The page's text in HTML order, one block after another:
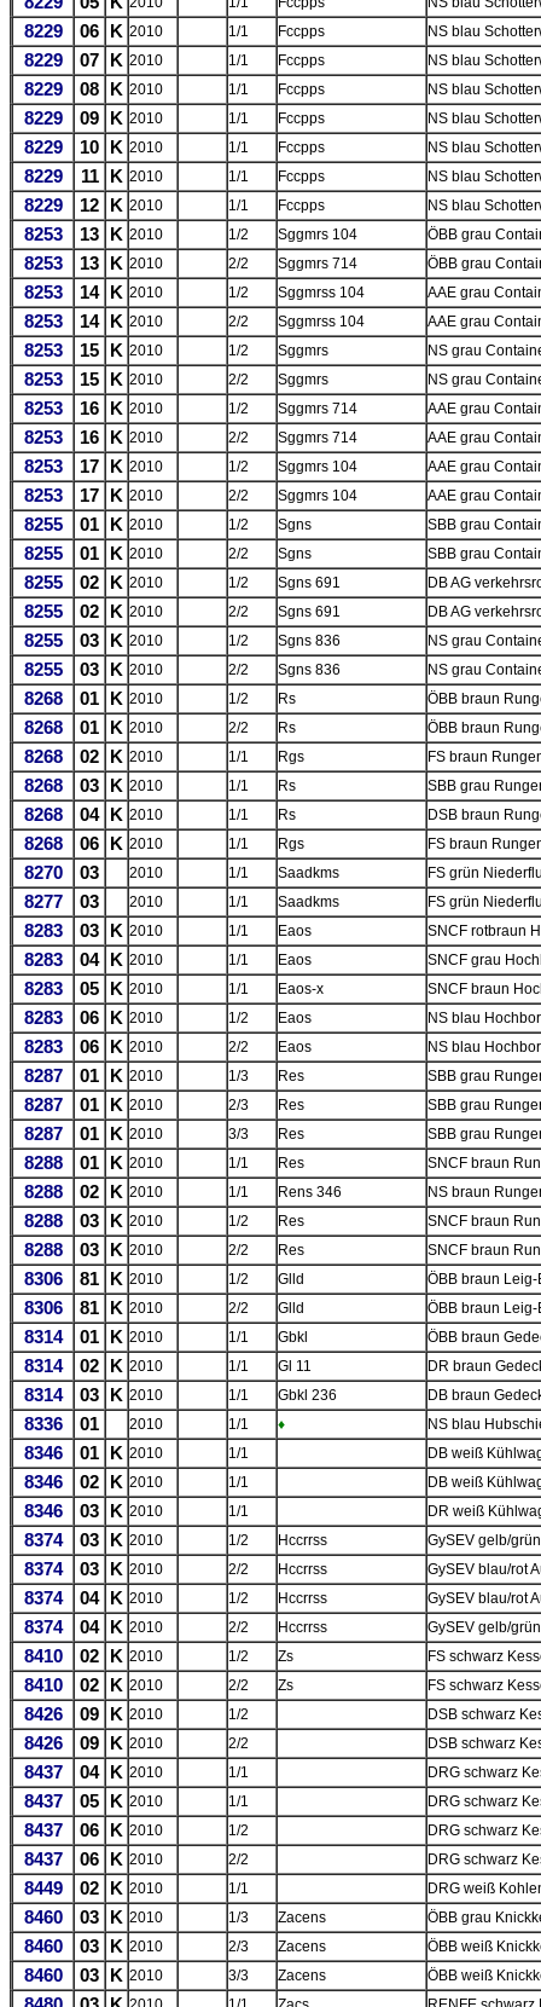
8229 06 K 2010 1/1 Fccpps NS blau
8229 07 K 2010 1/1 Fccpps NS blau
8229 08 K 2010 1/1 Fccpps NS blau
8229 09 K 2010 1/1 Fccpps NS blau
8229 10 K 2010 1/1 Fccpps NS blau
8229 11 K 2010 1/1 Fccpps NS blau
8229 12 K 2010 1/1 Fccpps NS blau
8253 13 K 2010 1/2 Sggmrs 104 ÖBB grau
8253 13 K 2010 2/2 Sggmrs 714 ÖBB grau
8253 14 K 2010 1/2 Sggmrss 104 AAE grau
8253 14 K 2010 2/2 Sggmrss 104 AAE grau
8253 15 K 2010 1/2 Sggmrs NS grau
8253 15 K 2010 2/2 Sggmrs NS grau
8253 16 K 2010 1/2 Sggmrs 714 AAE grau
8253 16 K 2010 2/2 Sggmrs 714 AAE grau
8253 17 K 2010 1/2 Sggmrs 104 AAE grau
8253 17 K 2010 2/2 Sggmrs 104 AAE grau
8255 01 K 2010 1/2 Sgns SBB grau
8255 01 K 2010 2/2 Sgns SBB grau
8255 02 K 2010 1/2 Sgns 691 DB AG
8255 02 K 2010 2/2 Sgns 691 DB AG
8255 03 K 2010 1/2 Sgns 836 NS grau
8255 03 K 2010 2/2 Sgns 836 NS grau
8268 01 K 2010 1/2 Rs ÖBB braun
8268 01 K 2010 2/2 Rs ÖBB braun
8268 02 K 2010 1/1 Rgs FS braun
8268 03 K 2010 1/1 Rs SBB grau
8268 04 K 2010 1/1 Rs DSB braun
8268 06 K 2010 1/1 Rgs FS braun
8270 03 2010 1/1 Saadkms FS grün
8277 03 2010 1/1 Saadkms FS grün
8283 03 K 2010 1/1 Eaos SNCF rotbraun
8283 04 K 2010 1/1 Eaos SNCF grau
8283 05 K 2010 1/1 Eaos-x SNCF braun
8283 06 K 2010 1/2 Eaos NS blau
8283 06 K 2010 2/2 Eaos NS blau
8287 01 K 2010 1/3 Res SBB grau
8287 01 K 2010 2/3 Res SBB grau
8287 01 K 2010 3/3 Res SBB grau
8288 01 K 2010 1/1 Res SNCF braun
8288 02 K 2010 1/1 Rens 346 NS braun
8288 03 K 2010 1/2 Res SNCF braun
8288 03 K 2010 2/2 Res SNCF braun
8306 81 K 2010 1/2 Glld ÖBB braun
8306 81 K 2010 2/2 Glld ÖBB braun
8314 01 K 2010 1/1 Gbkl ÖBB braun
8314 02 K 2010 1/1 Gl 11 DR braun
8314 03 K 2010 1/1 Gbkl 236 DB braun
8336 01 2010 1/1 ♦ NS blau
8346 01 K 2010 1/1 DB weiß
8346 02 K 2010 1/1 DB weiß
8346 03 K 2010 1/1 DR weiß
8374 03 K 2010 1/2 Hccrrss GySEV gelb/
8374 03 K 2010 2/2 Hccrrss GySEV blau/rot
8374 04 K 2010 1/2 Hccrrss GySEV blau/rot
8374 04 K 2010 2/2 Hccrrss GySEV gelb/
8410 02 K 2010 1/2 Zs FS schwarz
8410 02 K 2010 2/2 Zs FS schwarz
8426 09 K 2010 1/2 DSB schwarz
8426 09 K 2010 2/2 DSB schwarz
8437 04 K 2010 1/1 DRG schwarz
8437 05 K 2010 1/1 DRG schwarz
8437 06 K 2010 1/2 DRG schwarz
8437 06 K 2010 2/2 DRG schwarz
8449 02 K 2010 1/1 DRG weiß
8460 03 K 2010 1/3 Zacens ÖBB grau
8460 03 K 2010 2/3 Zacens ÖBB weiß
8460 03 K 2010 3/3 Zacens ÖBB weiß